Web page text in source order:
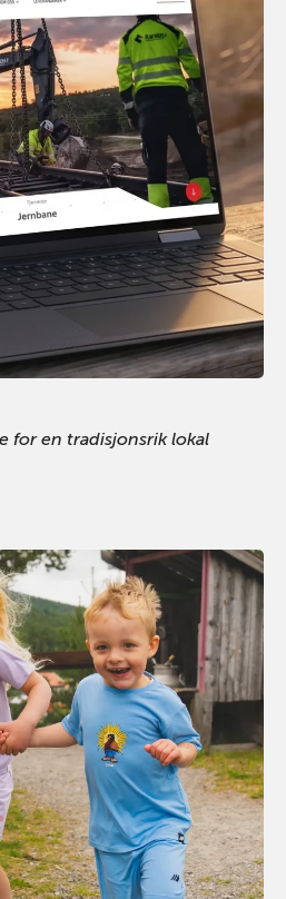
for en tradisjonsrik lokal